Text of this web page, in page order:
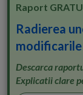
Raport
Radierea
Descarca
Explicatii clare